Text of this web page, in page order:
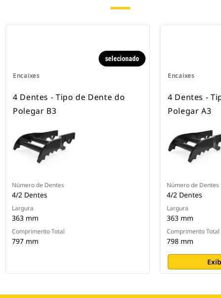
Encaixes
selecionado
4 Dentes - Tipo de Dente do
Polegar B3
Número de Dentes
4/2 Dentes
Largura
363 mm
Comprimento Total
797 mm
Encaixes
4 Dentes -
Polegar A3
Número de Dentes
4/2 Dentes
Largura
363 mm
Comprimento Total
798 mm